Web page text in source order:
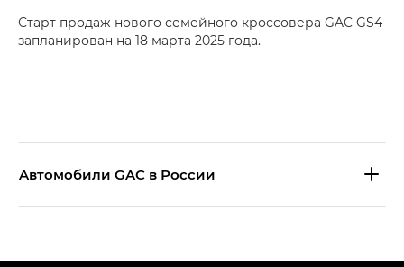
Старт продаж нового семейного кроссовера GAC GS4
запланирован на 18 марта 2025 года.
Aвтомобили GAC в России
Эс Икс ПРЕМИУМ — SX PREMIUM